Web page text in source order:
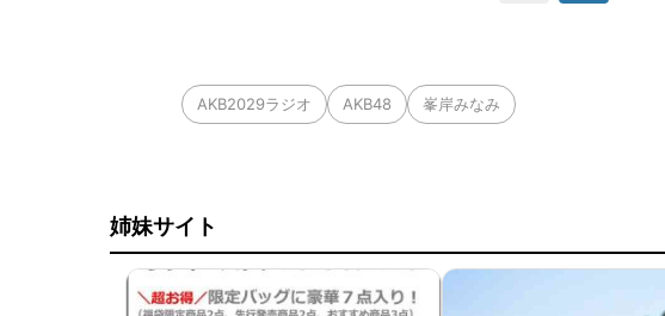
AKB2029ラジオ AKB48 峯岸みなみ
姉妹サイト